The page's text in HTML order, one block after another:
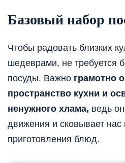
Базовый набор
Чтобы радовать близких
шедеврами, не требуется
посуды. Важно грамотно
пространство кухни и
ненужного хлама, ведь
движения и сковывает нас
приготовления блюд.